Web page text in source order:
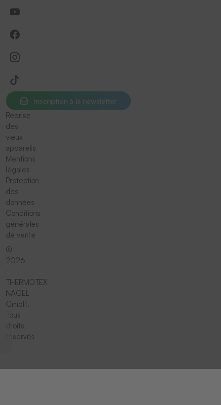
Inscription à la newsletter
Reprise
des
vieux
appareils
Mentions
légales
Protection
des
données
Conditions
générales
de vente
©
2026
-
THERMOTEX
NAGEL
GmbH.
Tous
droits
réservés